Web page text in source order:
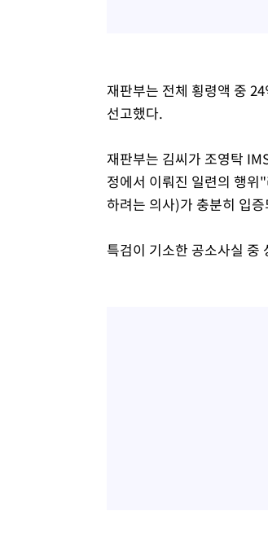
재판부는 전체 횡령액 중
선고했다.
재판부는 김씨가 조영탁
정에서 이뤄진 일련의 행위
하려는 의사)가 충분히 입
특검이 기소한 공소사실 중